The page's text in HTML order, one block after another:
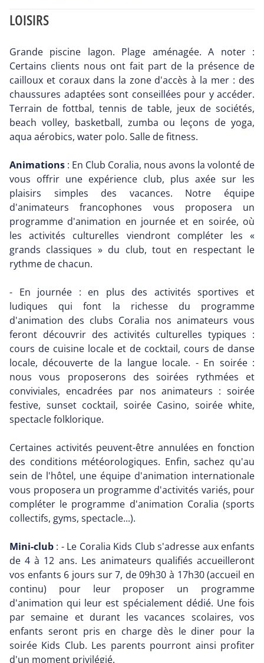
LOISIRS
Grande piscine lagon. Plage aménagée. A noter :
Certains clients nous ont fait part de la présence de
cailloux et coraux dans la zone d'accès à la mer : des
chaussures adaptées sont conseillées pour y accéder.
Terrain de fottbal, tennis de table, jeux de sociétés,
beach volley, basketball, zumba ou leçons de yoga,
aqua aérobics, water polo. Salle de fitness.
Animations : En Club Coralia, nous avons la volonté de
vous offrir une expérience club, plus axée sur les
plaisirs simples des vacances. Notre équipe
d'animateurs francophones vous proposera un
programme d'animation en journée et en soirée, où
les activités culturelles viendront compléter les «
grands classiques » du club, tout en respectant le
rythme de chacun.
- En journée : en plus des activités sportives et
ludiques qui font la richesse du programme
d'animation des clubs Coralia nos animateurs vous
feront découvrir des activités culturelles typiques :
cours de cuisine locale et de cocktail, cours de danse
locale, découverte de la langue locale. - En soirée :
nous vous proposerons des soirées rythmées et
conviviales, encadrées par nos animateurs : soirée
festive, sunset cocktail, soirée Casino, soirée white,
spectacle folklorique.
Certaines activités peuvent-être annulées en fonction
des conditions météorologiques. Enfin, sachez qu'au
sein de l'hôtel, une équipe d'animation internationale
vous proposera un programme d'activités variés, pour
compléter le programme d'animation Coralia (sports
collectifs, gyms, spectacle...).
Mini-club : - Le Coralia Kids Club s'adresse aux enfants
de 4 à 12 ans. Les animateurs qualifiés accueilleront
vos enfants 6 jours sur 7, de 09h30 à 17h30 (accueil en
continu) pour leur proposer un programme
d'animation qui leur est spécialement dédié. Une fois
par semaine et durant les vacances scolaires, vos
enfants seront pris en charge dès le diner pour la
soirée Kids Club. Les parents pourront ainsi profiter
d'un moment privilégié.